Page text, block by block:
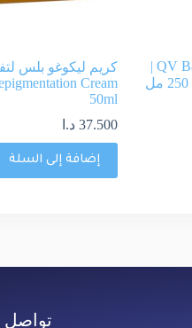
QV Baby Moisturizing Lotion 250ml |
Cream
50ml
37.500 د.ا
إضافة إلى السلة
تواصل